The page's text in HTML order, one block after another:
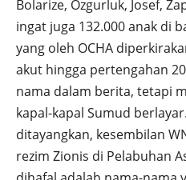
Bolarize, Ozgurluk, Josef,
ingat juga 132.000 anak di
yang oleh OCHA
akut hingga pertengahan
nama dalam berita, tetapi
kapal-kapal Sumud
ditayangkan, kesembilan
rezim Zionis di Pelabuhan